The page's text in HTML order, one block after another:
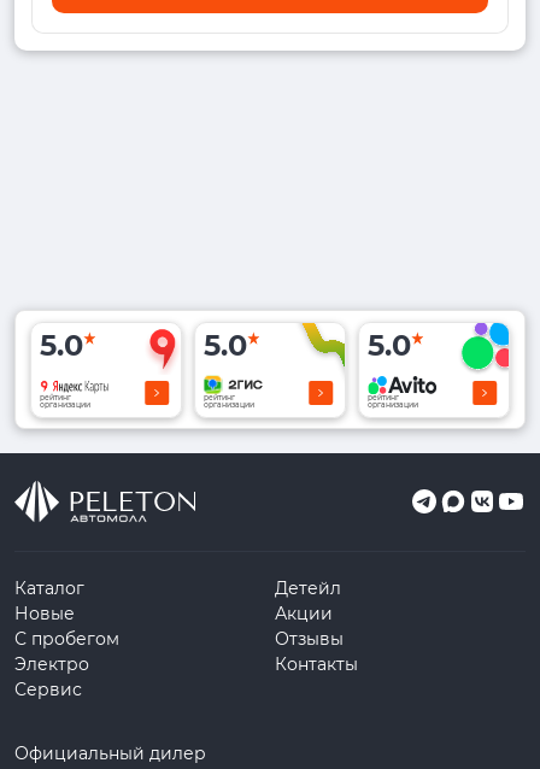
5.0
рейтинг
организации
5.0
рейтинг
организации
5.0
рейтинг
организации
Каталог
Новые
С пробегом
Электро
Сервис
Детейл
Акции
Отзывы
Контакты
Официальный дилер